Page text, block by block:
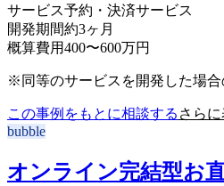
サービス予約・決済サービス
開発期間約3ヶ月
概算費用400〜600万円
※同等のサービスを開発した場合
この事例をもとに相談する さら
bubble
オンライン完結型お